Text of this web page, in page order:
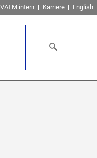
VATM intern Karriere English